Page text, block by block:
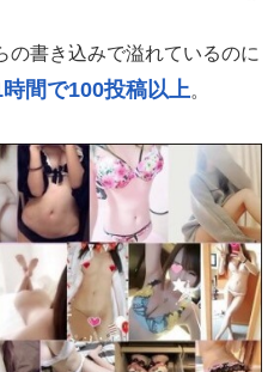
の書き込みで溢れているのに
時間で100投稿以上。